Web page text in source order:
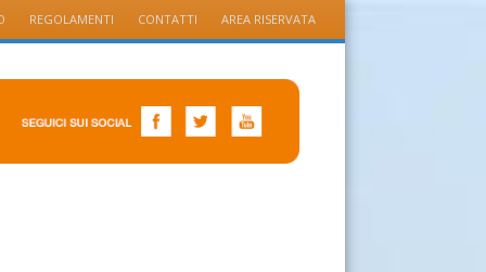
REGOLAMENTI CONTATTI AREA RISERVATA